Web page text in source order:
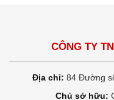
CÔNG TY
Địa chỉ: 84 Đường
Chủ sở hữu: